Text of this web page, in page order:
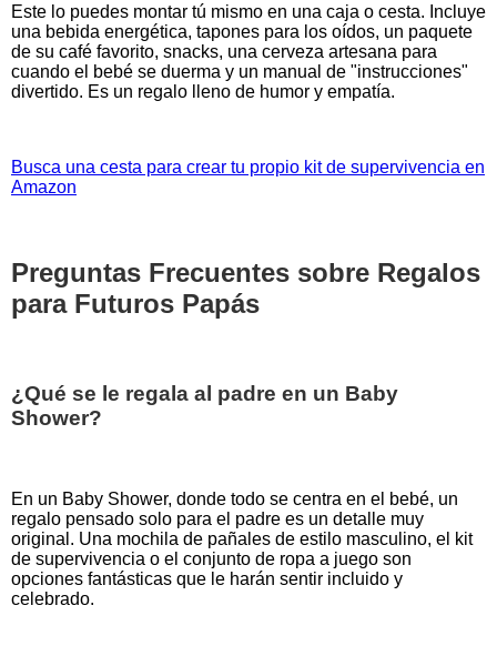
Este lo puedes montar tú mismo en una caja o cesta. Incluye
una bebida energética, tapones para los oídos, un paquete
de su café favorito, snacks, una cerveza artesana para
cuando el bebé se duerma y un manual de "instrucciones"
divertido. Es un regalo lleno de humor y empatía.
Busca una cesta para crear tu propio kit de supervivencia en
Amazon
Preguntas Frecuentes sobre Regalos
para Futuros Papás
¿Qué se le regala al padre en un Baby
Shower?
En un Baby Shower, donde todo se centra en el bebé, un
regalo pensado solo para el padre es un detalle muy
original. Una mochila de pañales de estilo masculino, el kit
de supervivencia o el conjunto de ropa a juego son
opciones fantásticas que le harán sentir incluido y
celebrado.